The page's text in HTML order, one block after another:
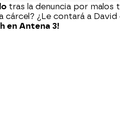
tras la denuncia por malos
cárcel? ¿Le contará a
en Antena 3!